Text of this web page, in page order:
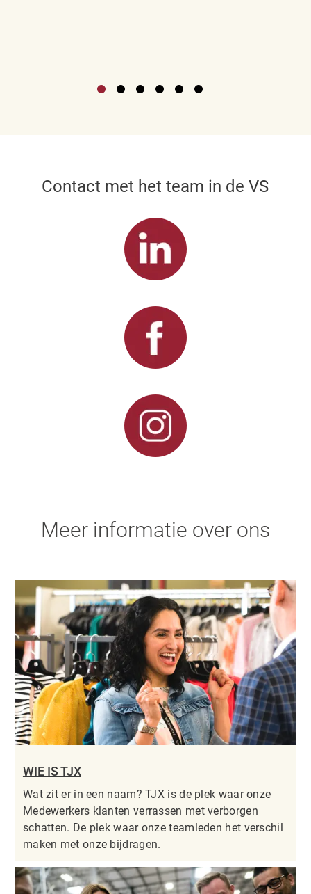
Contact met het team in de VS
Meer informatie over ons
WIE IS TJX
Wat zit er in een naam? TJX is de plek waar onze
Medewerkers klanten verrassen met verborgen
schatten. De plek waar onze teamleden het verschil
maken met onze bijdragen.